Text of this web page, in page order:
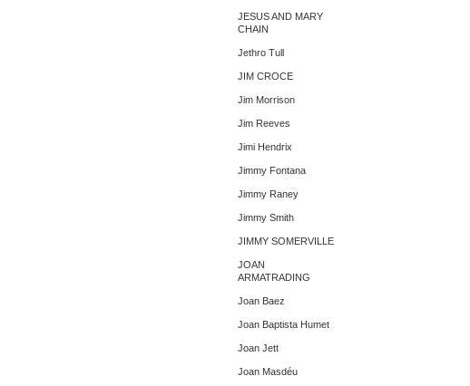
JESUS AND MARY
CHAIN
Jethro Tull
JIM CROCE
Jim Morrison
Jim Reeves
Jimi Hendrix
Jimmy Fontana
Jimmy Raney
Jimmy Smith
JIMMY SOMERVILLE
JOAN
ARMATRADING
Joan Baez
Joan Baptista Humet
Joan Jett
Joan Masdéu